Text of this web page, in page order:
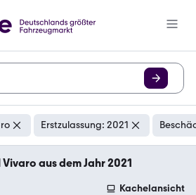
Erstzulassung: 2021
aus dem Jahr 2021
Kachelansicht